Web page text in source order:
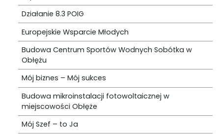
Działanie 8.3 POIG
Europejskie Wsparcie Młodych
Budowa Centrum Sportów Wodnych Sobótka w
Obłężu
Mój biznes – Mój sukces
Budowa mikroinstalacji fotowoltaicznej w
miejscowości Obłęże
Mój Szef – to Ja